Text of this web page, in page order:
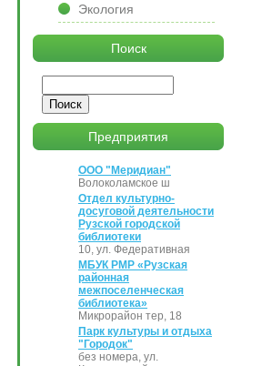
Экология
Поиск
Предприятия
ООО "Меридиан"
Волоколамское ш
Отдел культурно-
досуговой деятельности
Рузской городской
библиотеки
10, ул. Федеративная
МБУК РМР «Рузская
районная
межпоселенческая
библиотека»
Микрорайон тер, 18
Парк культуры и отдыха
"Городок"
без номера, ул.